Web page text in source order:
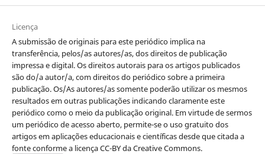
Licença
A submissão de originais para este periódico implica na
transferência, pelos/as autores/as, dos direitos de publicação
impressa e digital. Os direitos autorais para os artigos publicados
são do/a autor/a, com direitos do periódico sobre a primeira
publicação. Os/As autores/as somente poderão utilizar os mesmos
resultados em outras publicações indicando claramente este
periódico como o meio da publicação original. Em virtude de sermos
um periódico de acesso aberto, permite-se o uso gratuito dos
artigos em aplicações educacionais e científicas desde que citada a
fonte conforme a licença CC-BY da Creative Commons.